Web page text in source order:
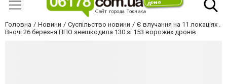
Головна Новини Суспільство новини
Є влучання на 11 локаціях .
Вночі 26 березня ППО знешкодила 130 зі 153 ворожих дронів